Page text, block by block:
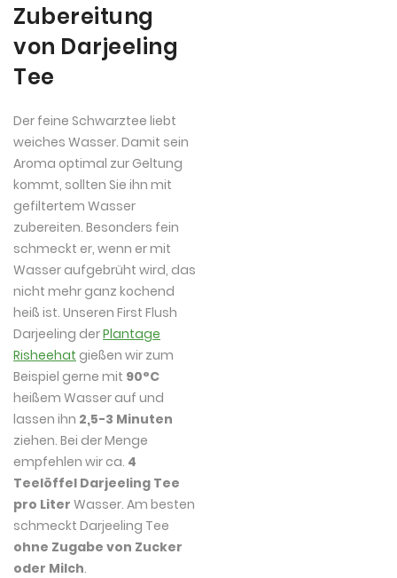
Zubereitung
von Darjeeling
Tee
Der feine Schwarztee liebt
weiches Wasser. Damit sein
Aroma optimal zur Geltung
kommt, sollten Sie ihn mit
gefiltertem Wasser
zubereiten. Besonders fein
schmeckt er, wenn er mit
Wasser aufgebrüht wird, das
nicht mehr ganz kochend
heiß ist. Unseren First Flush
Darjeeling derPlantage
Risheehat gießen wir zum
Beispiel gerne mit 90°C
heißem Wasser auf und
lassen ihn 2,5-3 Minuten
ziehen. Bei der Menge
empfehlen wir ca. 4
Teelöffel Darjeeling Tee
pro Liter Wasser. Am besten
schmeckt Darjeeling Tee
ohne Zugabe von Zucker
oder Milch.